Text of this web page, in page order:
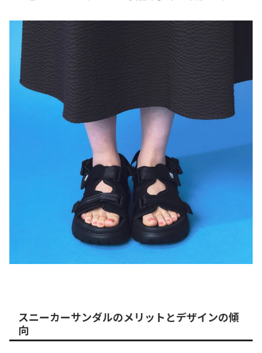
スニーカーサンダルのメリットとデザインの傾
向